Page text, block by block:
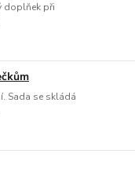
doplňek při
Sada se skládá